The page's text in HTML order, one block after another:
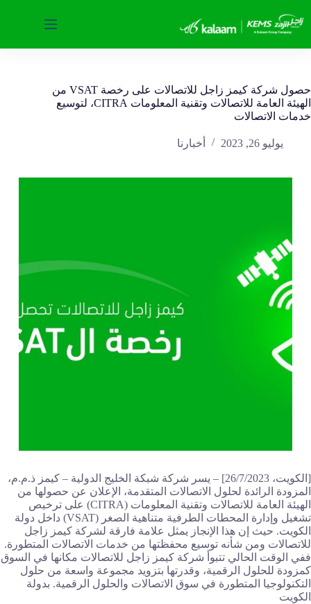
إلى
المحتوى
حصول شركة كيمز زاجل للاتصالات على رخصة VSAT من
الهيئة العامة للاتصالات وتقنية المعلومات CITRA، لتوسيع
خدمات الاتصالات
يوليو 26, 2023 أخبارنا
[الكويت، 26/7/2023] – يسر شركة شبكة الخليج الدولية – كيمز ذ.م.م،
المزودة الرائدة لحلول الاتصالات المتقدمة، الإعلان عن حصولها من
الهيئة العامة للاتصالات وتقنية المعلومات (CITRA) على ترخيص
تشغيل وإدارة المحطات الطرفية متناهية الصغر (VSAT) داخل دولة
الكويت. حيث إن هذا الإنجاز يمثل علامة فارقة لشركة كيمز زاجل
للاتصالات ومن شأنه توسيع محفظتها من خدمات الاتصالات المتطورة.
ففي الوقت الحالي تتبوأ شركة كيمز زاجل للاتصالات مكانها في السوق
كمزودة للحلول الرقمية، وقدرتها بتزويد مجموعة واسعة من حلول
التكنولوجيا المتطورة في سوق الاتصالات والحلول الرقمية. بدولة
الكويت